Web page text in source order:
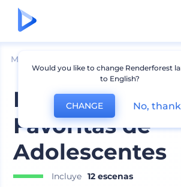
Mockups
Paquete -
Favoritas de
Adolescentes
Incluye 12 escenas
Would you like to change Renderforest
to English?
CHANGE No,